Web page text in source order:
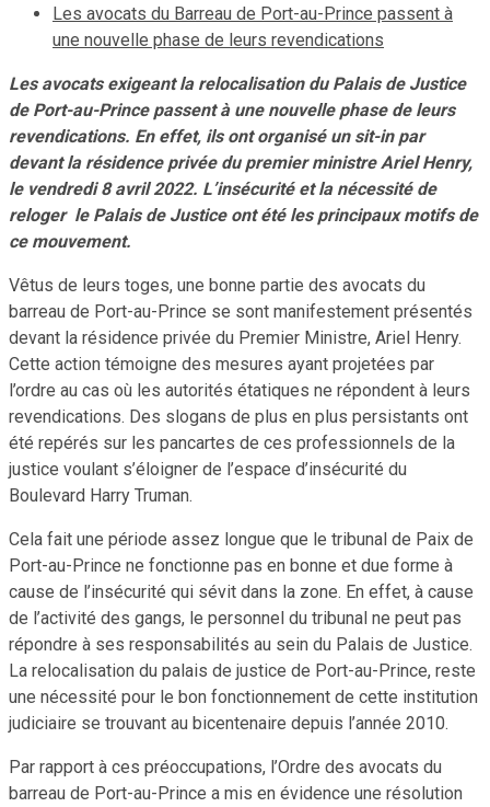
Les avocats du Barreau de Port-au-Prince passent à
une nouvelle phase de leurs revendications
Les avocats exigeant la relocalisation du Palais de Justice
de Port-au-Prince passent à une nouvelle phase de leurs
revendications. En effet, ils ont organisé un sit-in par
devant la résidence privée du premier ministre Ariel Henry,
le vendredi 8 avril 2022. L’insécurité et la nécessité de
reloger le Palais de Justice ont été les principaux motifs de
ce mouvement.
Vêtus de leurs toges, une bonne partie des avocats du
barreau de Port-au-Prince se sont manifestement présentés
devant la résidence privée du Premier Ministre, Ariel Henry.
Cette action témoigne des mesures ayant projetées par
l’ordre au cas où les autorités étatiques ne répondent à leurs
revendications. Des slogans de plus en plus persistants ont
été repérés sur les pancartes de ces professionnels de la
justice voulant s’éloigner de l’espace d’insécurité du
Boulevard Harry Truman.
Cela fait une période assez longue que le tribunal de Paix de
Port-au-Prince ne fonctionne pas en bonne et due forme à
cause de l’insécurité qui sévit dans la zone. En effet, à cause
de l’activité des gangs, le personnel du tribunal ne peut pas
répondre à ses responsabilités au sein du Palais de Justice.
La relocalisation du palais de justice de Port-au-Prince, reste
une nécessité pour le bon fonctionnement de cette institution
judiciaire se trouvant au bicentenaire depuis l’année 2010.
Par rapport à ces préoccupations, l’Ordre des avocats du
barreau de Port-au-Prince a mis en évidence une résolution